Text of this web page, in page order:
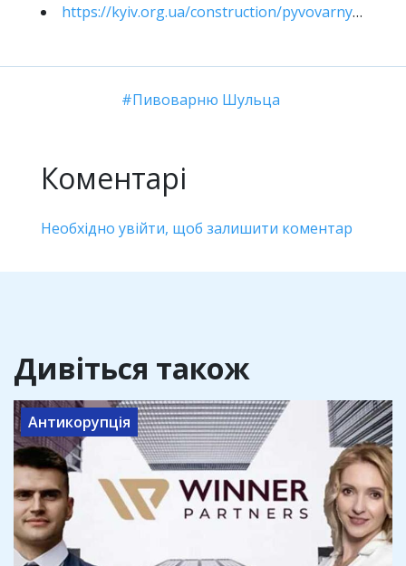
https://kyiv.org.ua/construction/pyvovarnyu-shultsa-namahayutsya-pozbavyty-statusu-pamyatky-arkhitektury
Пивоварню Шульца
Коментарі
Необхідно увійти, щоб залишити коментар
Дивіться також
Антикорупція